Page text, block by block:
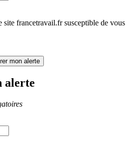
francetravail.fr susceptible de vous
mon alerte
alerte